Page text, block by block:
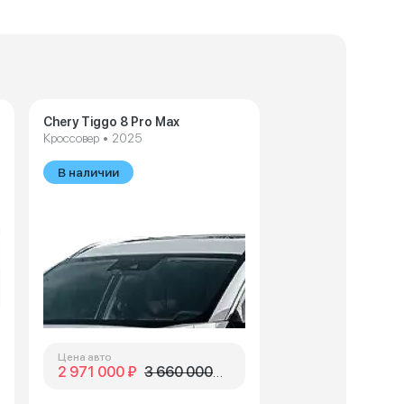
Chery Tiggo 8 Pro Max
Кроссовер • 2025
В наличии
Цена авто
2 971 000 ₽ 3 660 000 ₽